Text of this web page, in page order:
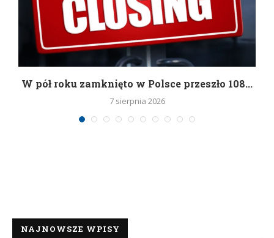
W pół roku zamknięto w Polsce przeszło 108...
7 sierpnia 2026
NAJNOWSZE WPISY